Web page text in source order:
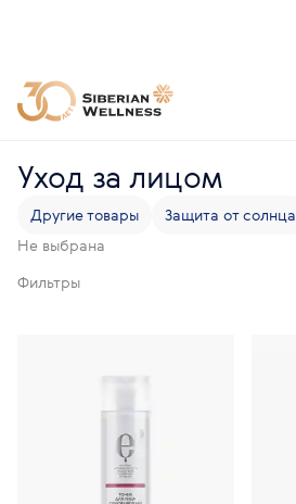
Уход за лицом
Другие товары Защита от солнца
Не выбрана
Фильтры